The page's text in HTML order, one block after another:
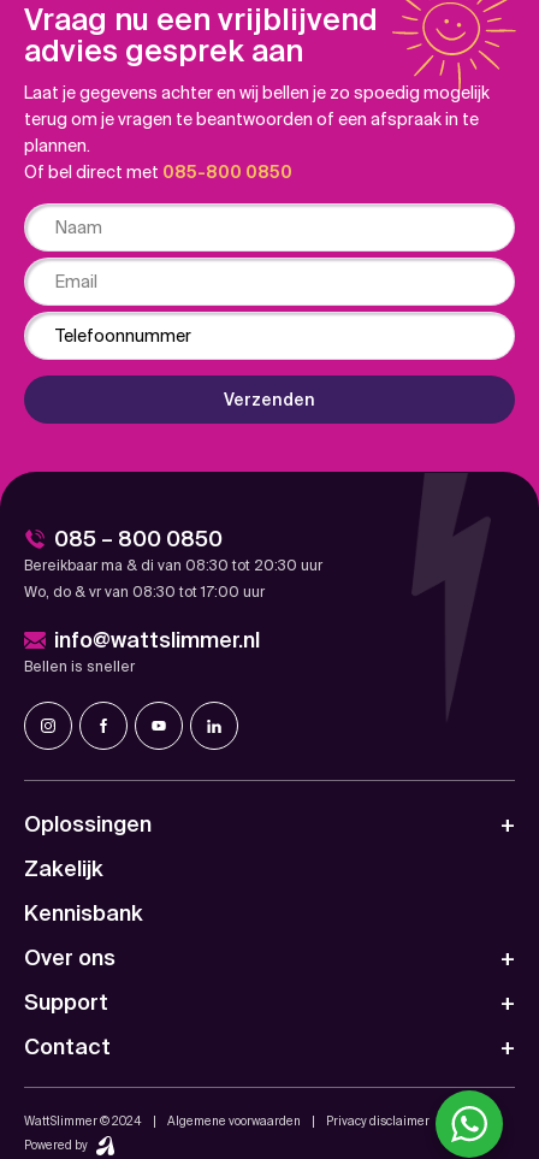
Vraag nu een vrijblijvend
advies gesprek aan
Laat je gegevens achter en wij bellen je zo spoedig mogelijk
terug om je vragen te beantwoorden of een afspraak in te
plannen.
Of bel direct met 085-800 0850
Naam
Email
Phone
Verzenden
085 – 800 0850
Bereikbaar ma & di van 08:30 tot 20:30 uur
Wo, do & vr van 08:30 tot 17:00 uur
info@wattslimmer.nl
Bellen is sneller
Oplossingen
Zakelijk
Kennisbank
Over ons
Support
Contact
WattSlimmer © 2024 Algemene voorwaarden
Privacy disclaimer
Powered by